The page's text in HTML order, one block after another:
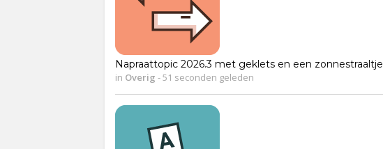
Napraattopic 2026.3 met geklets en een zonnestraaltje
in Overig -51 seconden geleden